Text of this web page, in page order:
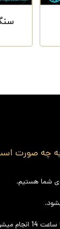
به چه صورت
میشود.